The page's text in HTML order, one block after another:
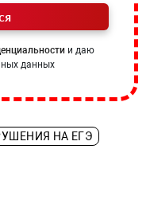
и даю
данных
НА ЕГЭ